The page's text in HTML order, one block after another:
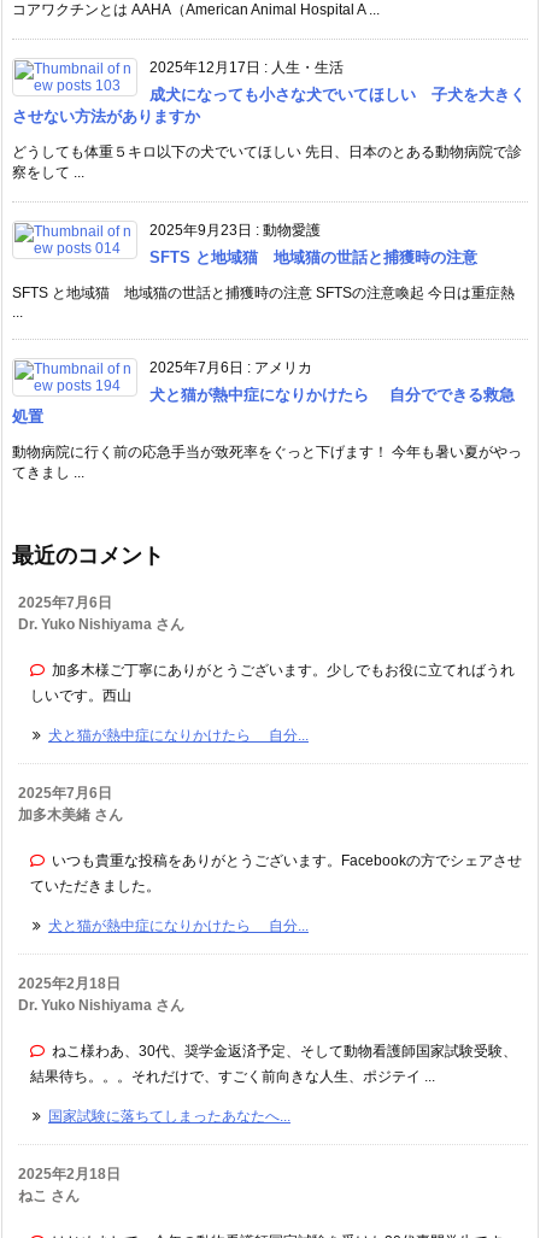
コアワクチンとは AAHA（American Animal Hospital A ...
2025年12月17日 : 人生・生活
成犬になっても小さな犬でいてほしい 子犬を大きく
させない方法がありますか
どうしても体重５キロ以下の犬でいてほしい 先日、日本のとある動物病院で診
察をして ...
2025年9月23日 : 動物愛護
SFTS と地域猫 地域猫の世話と捕獲時の注意
SFTS と地域猫 地域猫の世話と捕獲時の注意 SFTSの注意喚起 今日は重症熱
...
2025年7月6日 : アメリカ
犬と猫が熱中症になりかけたら 自分でできる救急
処置
動物病院に行く前の応急手当が致死率をぐっと下げます！ 今年も暑い夏がやっ
てきまし ...
最近のコメント
2025年7月6日
Dr. Yuko Nishiyama さん
加多木様ご丁寧にありがとうございます。少しでもお役に立てればうれ
しいです。西山
犬と猫が熱中症になりかけたら 自分...
2025年7月6日
加多木美緒 さん
いつも貴重な投稿をありがとうございます。Facebookの方でシェアさせ
ていただきました。
犬と猫が熱中症になりかけたら 自分...
2025年2月18日
Dr. Yuko Nishiyama さん
ねこ様わあ、30代、奨学金返済予定、そして動物看護師国家試験受験、
結果待ち。。。それだけで、すごく前向きな人生、ポジテイ ...
国家試験に落ちてしまったあなたへ...
2025年2月18日
ねこ さん